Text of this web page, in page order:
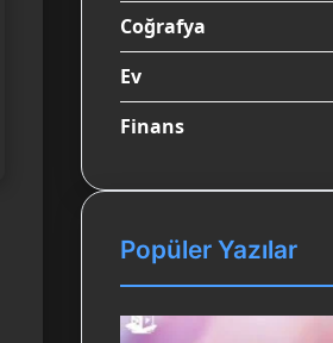
Coğrafya
Ev
Finans
Popüler Yazılar